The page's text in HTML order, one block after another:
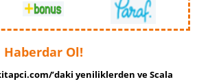
Haberdar Ol!
’daki yeniliklerden ve Scala